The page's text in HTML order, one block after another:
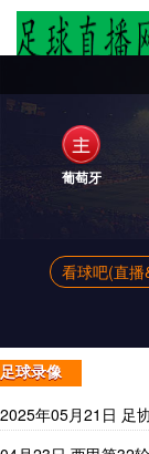
葡萄牙
看球吧(直播
足球录像
2025年05月21日 足